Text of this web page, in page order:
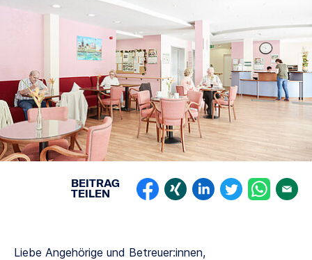
BEITRAG
TEILEN
Liebe Angehörige und Betreuer:innen,